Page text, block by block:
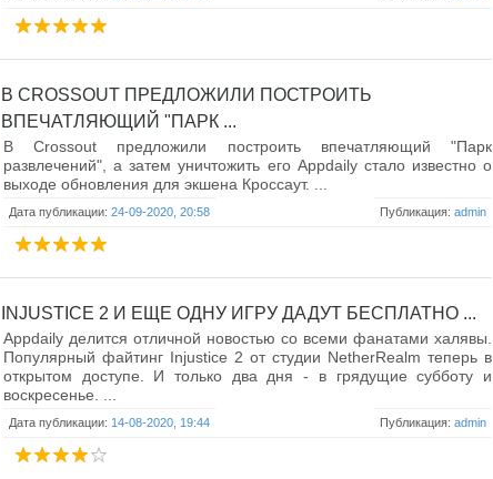
В CROSSOUT ПРЕДЛОЖИЛИ ПОСТРОИТЬ
ВПЕЧАТЛЯЮЩИЙ "ПАРК ...
В Crossout предложили построить впечатляющий "Парк
развлечений", а затем уничтожить его Appdaily стало известно о
выходе обновления для экшена Кроссаут. ...
Дата публикации: 24-09-2020, 20:58 Публикация: admin
INJUSTICE 2 И ЕЩЕ ОДНУ ИГРУ ДАДУТ БЕСПЛАТНО ...
Appdaily делится отличной новостью со всеми фанатами халявы.
Популярный файтинг Injustice 2 от студии NetherRealm теперь в
открытом доступе. И только два дня - в грядущие субботу и
воскресенье. ...
Дата публикации: 14-08-2020, 19:44 Публикация: admin